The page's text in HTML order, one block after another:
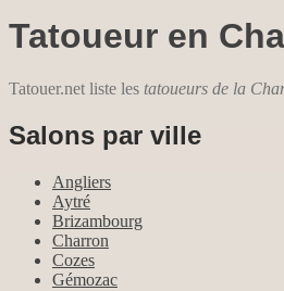
Tatoueur en
Tatouer.net liste les tatoueurs de la
Salons par ville
Angliers
Aytré
Brizambourg
Charron
Cozes
Gémozac